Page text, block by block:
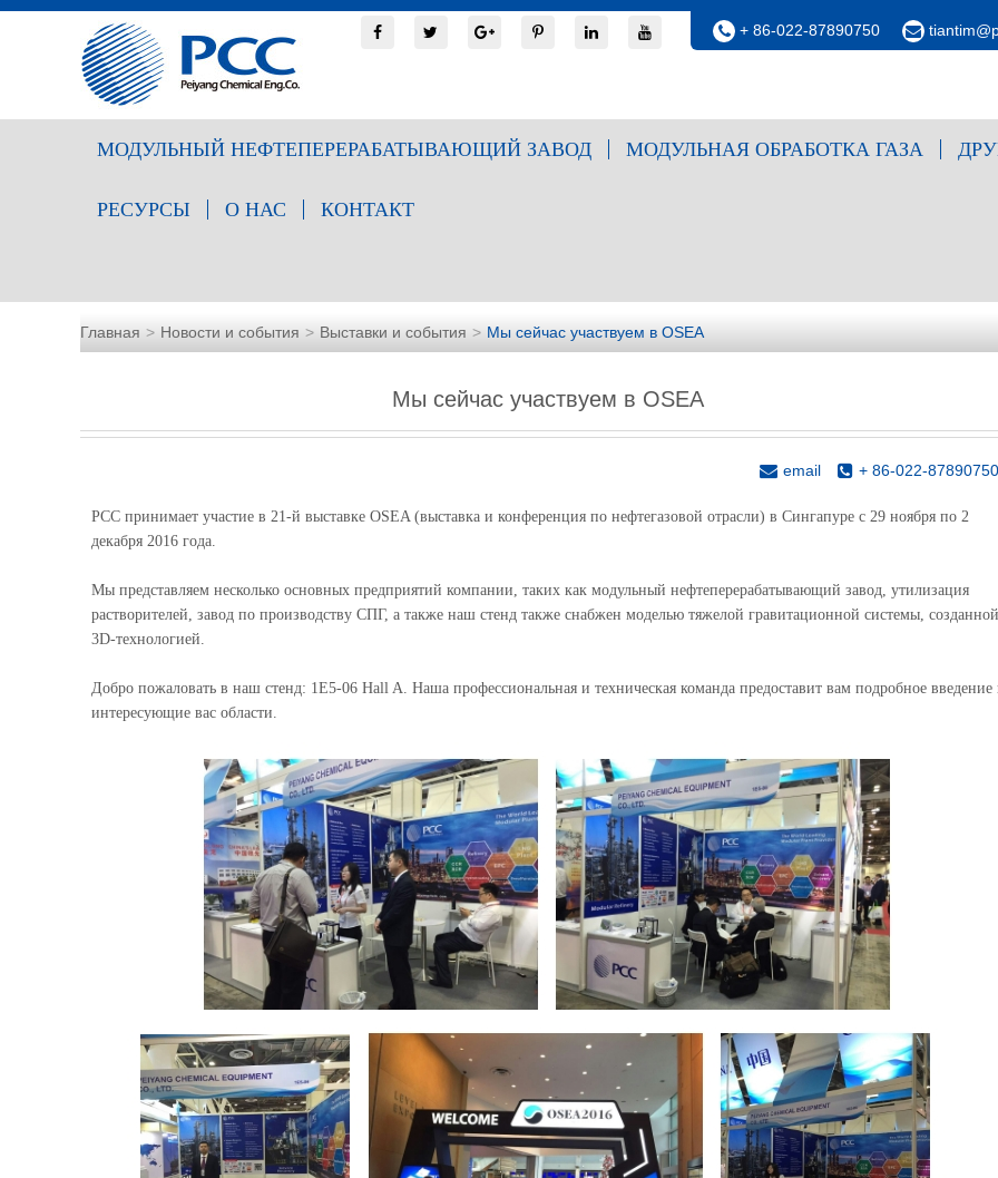
+ 86-022-87890750
МОДУЛЬНЫЙ НЕФТЕПЕРЕРАБАТЫВАЮЩИЙ ЗАВОД МОДУЛЬНАЯ ОБРАБОТКА ГАЗА
РЕСУРСЫ О НАС КОНТАКТ
Главная Новости и события Выставки и события Мы сейчас участвуем в OSEA
Мы сейчас участвуем в OSEA
+ 86-022-87890750
email
PCC принимает участие в 21-й выставке OSEA (выставка и конференция по нефтегазовой отрасли) в Сингапуре с 29 ноября по 2
декабря 2016 года.
Мы представляем несколько основных предприятий компании, таких как модульный нефтеперерабатывающий завод, утилизация
растворителей, завод по производству СПГ, а также наш стенд также снабжен моделью тяжелой гравитационной системы, созданной
3D-технологией.
Добро пожаловать в наш стенд: 1E5-06 Hall A. Наша профессиональная и техническая команда предоставит вам подробное введение
интересующие вас области.